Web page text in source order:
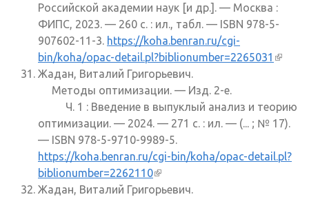
Российской академии наук [и др.]. — Москва :
ФИПС, 2023. — 260 с. : ил., табл. — ISBN 978-5-
907602-11-3. https://koha.benran.ru/cgi-
bin/koha/opac-detail.pl?biblionumber=2265031
Жадан, Виталий Григорьевич.
Методы оптимизации. — Изд. 2-е.
Ч. 1 : Введение в выпуклый анализ и теорию
оптимизации. — 2024. — 271 с. : ил. — (... ; № 17).
— ISBN 978-5-9710-9989-5.
https://koha.benran.ru/cgi-bin/koha/opac-detail.pl?
biblionumber=2262110(внешняя ссылка)
Жадан, Виталий Григорьевич.